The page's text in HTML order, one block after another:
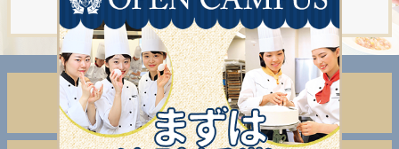
もっと見る
高校既卒・大学生・社会人・フリーターの方へ
再進学を検討中の方へ